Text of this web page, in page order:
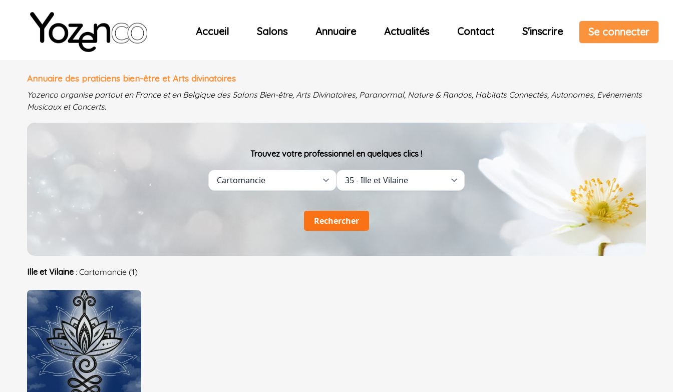
Yozenco - Organisateur de Salons, Evénements et Concerts
Accueil Salons Annuaire Actualités Contact S'inscrire Se connecter
Annuaire des praticiens bien-être et Arts divinatoires
Yozenco organise partout en France et en Belgique des Salons Bien-être, Arts Divinatoires, Paranormal, Nature & Randos, Habitats Connectés, Autonomes, Evénements
Musicaux et Concerts.
Trouvez votre professionnel en quelques clics !
Rechercher
Ille et Vilaine : Cartomancie (1)